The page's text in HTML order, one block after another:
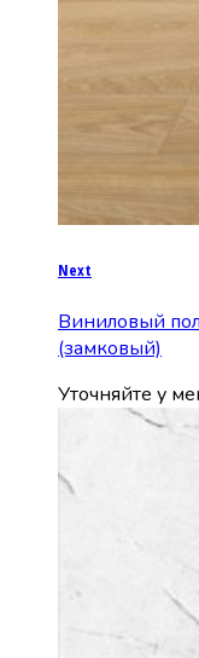
Next
Виниловый
(замковый)
Уточняйте у